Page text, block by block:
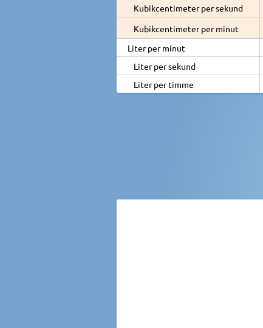
Kubikcentimeter per sekund
Kubikcentimeter per minut
Liter per minut
Liter per sekund
Liter per timme